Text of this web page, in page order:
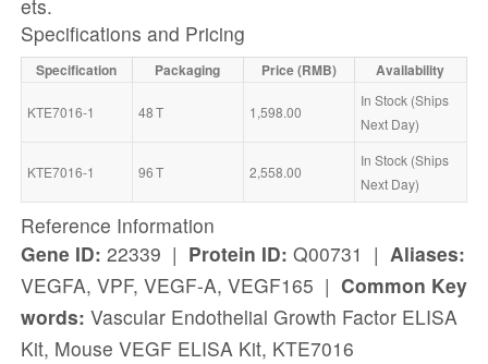
ets.
Specifications and Pricing
Specification Packaging Price (RMB) Availability
KTE7016-1 48 T 1,598.00
In Stock (Ships
Next Day)
KTE7016-1 96 T 2,558.00
In Stock (Ships
Next Day)
Reference Information
Gene ID: 22339 | Protein ID: Q00731 | Aliases:
VEGFA, VPF, VEGF-A, VEGF165 | Common Key
words: Vascular Endothelial Growth Factor ELISA
Kit, Mouse VEGF ELISA Kit, KTE7016